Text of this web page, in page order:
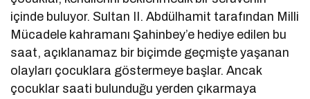
içinde buluyor. Sultan II. Abdülhamit tarafından Milli
Mücadele kahramanı Şahinbey’e hediye edilen bu
saat, açıklanamaz bir biçimde geçmişte yaşanan
olayları çocuklara göstermeye başlar. Ancak
çocuklar saati bulunduğu yerden çıkarmaya